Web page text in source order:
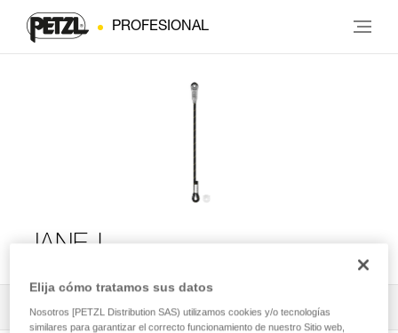
PROFESIONAL
JANE-I
Todos los contenidos técnicos 1 Filtrar
Elija cómo tratamos sus datos
Nosotros [PETZL Distribution SAS) utilizamos cookies y/o tecnologías
similares para garantizar el correcto funcionamiento de nuestro Sitio web,